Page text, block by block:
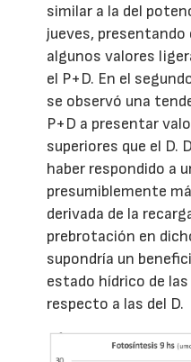
similar a la del
jueves,
algunos valores
el P+D. En el
se observó una
P+D a presentar
superiores que el D.
haber respondido a
presumiblemente
derivada de la
prebrotación en
supondría un
estado hídrico de
respecto a las del D.